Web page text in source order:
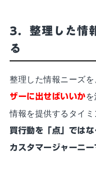
3．整理した情
る
整理した情報ニーズを
ザーに出せばいいかを
情報を提供するタイ
買行動を「点」では
カスタマージャーニー